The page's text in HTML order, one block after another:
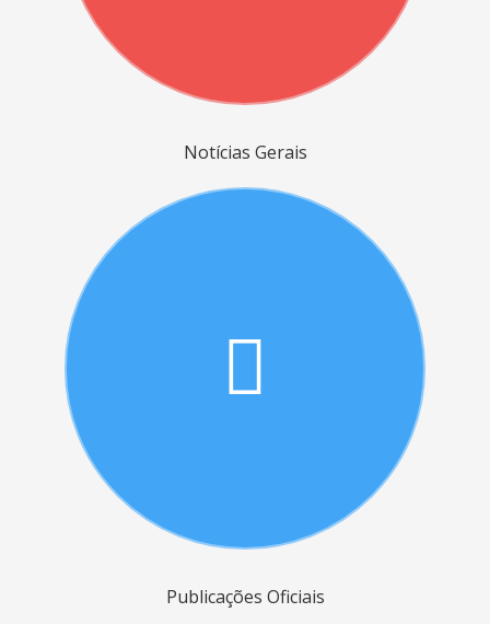
Notícias Gerais
Publicações Oficiais